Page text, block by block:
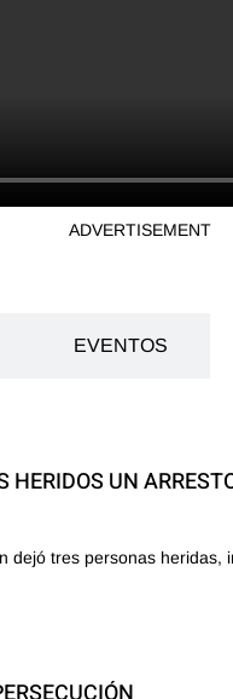
ADVERTISEMENT
EVENTOS
UN
tres personas heridas,